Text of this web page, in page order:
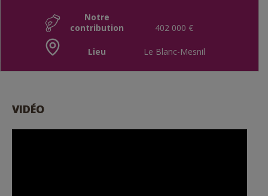
Notre
contribution
402 000 €
Lieu Le Blanc-Mesnil
VIDÉO